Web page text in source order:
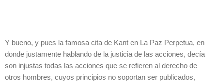
Y bueno, y pues la famosa cita de Kant en La Paz Perpetua, en
donde justamente hablando de la justicia de las acciones, decía
son injustas todas las acciones que se refieren al derecho de
otros hombres, cuyos principios no soportan ser publicados,